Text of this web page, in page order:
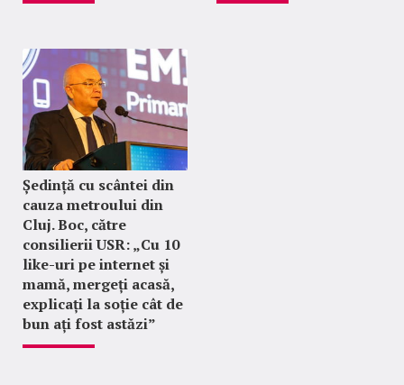
Ședință cu scântei din
cauza metroului din
Cluj. Boc, către
consilierii USR: „Cu 10
like-uri pe internet și
mamă, mergeți acasă,
explicați la soție cât de
bun ați fost astăzi”